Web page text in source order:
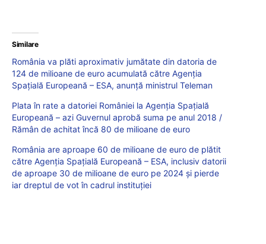
Similare
România va plăti aproximativ jumătate din datoria de
124 de milioane de euro acumulată către Agenția
Spațială Europeană – ESA, anunță ministrul Teleman
Plata în rate a datoriei României la Agenția Spațială
Europeană – azi Guvernul aprobă suma pe anul 2018 /
Rămân de achitat încă 80 de milioane de euro
România are aproape 60 de milioane de euro de plătit
către Agenția Spațială Europeană – ESA, inclusiv datorii
de aproape 30 de milioane de euro pe 2024 și pierde
iar dreptul de vot în cadrul instituției